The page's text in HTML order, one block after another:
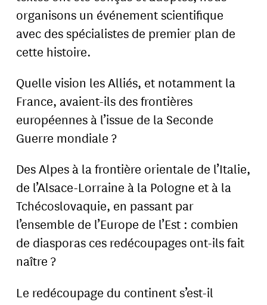
organisons un événement scientifique
avec des spécialistes de premier plan de
cette histoire.
Quelle vision les Alliés, et notamment la
France, avaient-ils des frontières
européennes à l’issue de la Seconde
Guerre mondiale ?
Des Alpes à la frontière orientale de l’Italie,
de l’Alsace-Lorraine à la Pologne et à la
Tchécoslovaquie, en passant par
l’ensemble de l’Europe de l’Est : combien
de diasporas ces redécoupages ont-ils fait
naître ?
Le redécoupage du continent s’est-il